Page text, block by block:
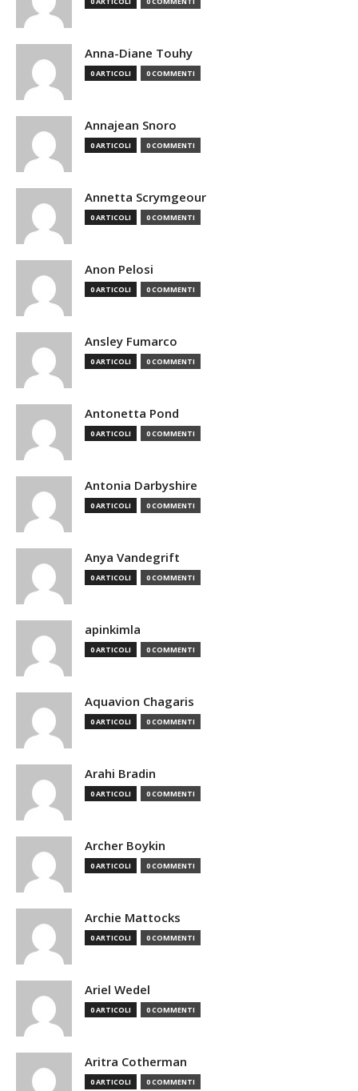
Anna-Diane Touhy
0 ARTICOLI 0 COMMENTI
Annajean Snoro
0 ARTICOLI 0 COMMENTI
Annetta Scrymgeour
0 ARTICOLI 0 COMMENTI
Anon Pelosi
0 ARTICOLI 0 COMMENTI
Ansley Fumarco
0 ARTICOLI 0 COMMENTI
Antonetta Pond
0 ARTICOLI 0 COMMENTI
Antonia Darbyshire
0 ARTICOLI 0 COMMENTI
Anya Vandegrift
0 ARTICOLI 0 COMMENTI
apinkimla
0 ARTICOLI 0 COMMENTI
Aquavion Chagaris
0 ARTICOLI 0 COMMENTI
Arahi Bradin
0 ARTICOLI 0 COMMENTI
Archer Boykin
0 ARTICOLI 0 COMMENTI
Archie Mattocks
0 ARTICOLI 0 COMMENTI
Ariel Wedel
0 ARTICOLI 0 COMMENTI
Aritra Cotherman
0 ARTICOLI 0 COMMENTI